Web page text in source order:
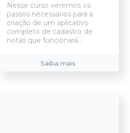
Nesse curso veremos os
passos necessários para a
criação de um aplicativo
completo de cadastro de
notas que funcionará...
Saiba mais